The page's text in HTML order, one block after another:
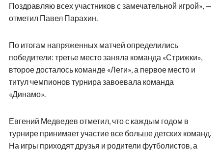
Поздравляю всех участников с замечательной игрой», —
отметил Павел Парахин.
По итогам напряженных матчей определились
победители: третье место заняла команда «Стрижки»,
второе досталось команде «Леги», а первое место и
титул чемпионов турнира завоевала команда
«Динамо».
Евгений Медведев отметил, что с каждым годом в
турнире принимает участие все больше детских команд.
На игры приходят друзья и родители футболистов, а